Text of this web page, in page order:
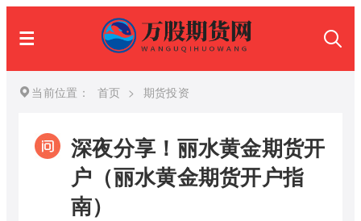
当前位置： 首页 > 期货投资
深夜分享！丽水黄金期货开
户（丽水黄金期货开户指
南）